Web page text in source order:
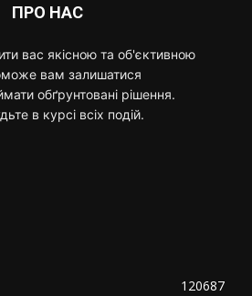
ПРО НАС
вас якісною та об'єктивною
вам залишатися
обґрунтовані рішення.
в курсі всіх подій.
120687